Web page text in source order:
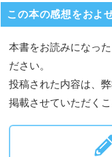
この本の感想をおよ
本書をお読みになっ
ださい。
投稿された内容は、
掲載させていただく